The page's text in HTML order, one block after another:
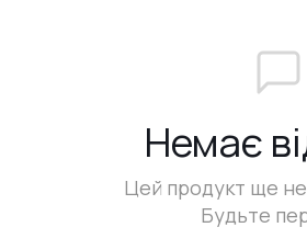
Немає
Цей продукт ще не
Будьте